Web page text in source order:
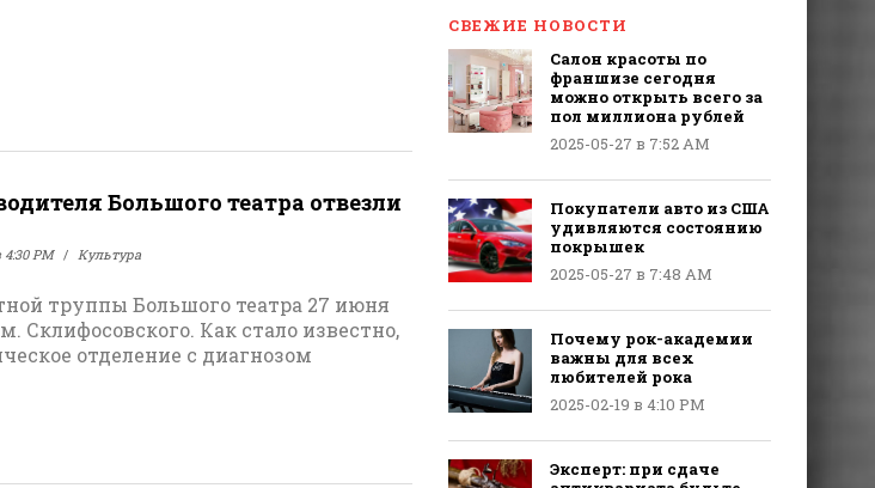
Большого театра отвезли
4:30 PM Культура
труппы Большого театра 27 июня
Как стало известно,
отделение с диагнозом
СВЕЖИЕ НОВОСТИ
Салон красоты по
франшизе сегодня
можно открыть всего за
пол миллиона рублей
2025-05-27 в 7:52 AM
Покупатели авто из США
удивляются состоянию
покрышек
2025-05-27 в 7:48 AM
Почему рок-академии
важны для всех
любителей рока
2025-02-19 в 4:10 PM
Эксперт: при сдаче